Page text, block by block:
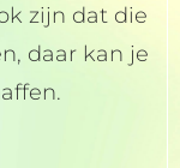
zijn dat die
daar kan je